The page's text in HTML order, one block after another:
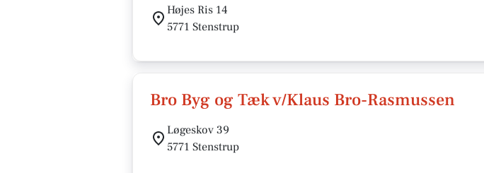
Højes Ris 14
5771 Stenstrup
Bro Byg og Tæk v/Klaus Bro-Rasmussen
Løgeskov 39
5771 Stenstrup